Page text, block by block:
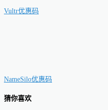
Vultr优惠码
NameSilo优惠码
猜你喜欢